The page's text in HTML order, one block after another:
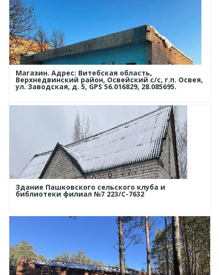
Магазин. Адрес: Витебская область,
Верхнедвинский район, Освейский с/с, г.п. Освея,
ул. Заводская, д. 5, GPS 56.016829, 28.085695.
Здание Пашковского сельского клуба и
библиотеки филиал №7 223/С-7632